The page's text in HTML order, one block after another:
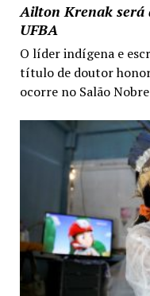
Ailton Krenak será
UFBA
O líder indígena e
título de doutor
ocorre no Salão